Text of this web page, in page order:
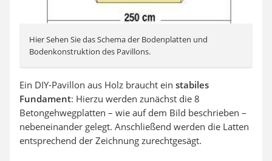
Hier Sehen Sie das Schema der Bodenplatten und
Bodenkonstruktion des Pavillons.
Ein DIY-Pavillon aus Holz braucht ein stabiles
Fundament: Hierzu werden zunächst die 8
Betongehwegplatten – wie auf dem Bild beschrieben –
nebeneinander gelegt. Anschließend werden die Latten
entsprechend der Zeichnung zurechtgesägt.